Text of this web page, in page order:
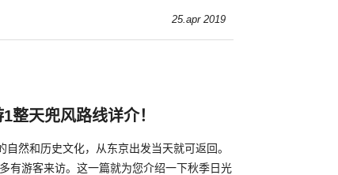
25.apr 2019
整天兜风路线详介！
自然和历史文化，从东京出发当天就可返回。
有游客来访。这一篇就为您介绍一下秋季日光